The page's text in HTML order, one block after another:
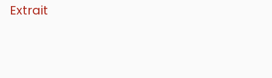
Extrait